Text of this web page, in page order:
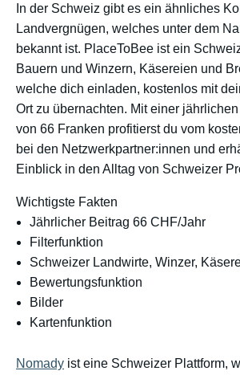
In der Schweiz gibt es ein ähnliches
Landvergnügen, welches unter dem
bekannt ist. PlaceToBee ist ein
Bauern und Winzern, ​​Käsereien und
welche dich einladen, kostenlos mit
Ort zu übernachten. Mit einer
von 66 Franken profitierst du vom
bei den Netzwerkpartner:innen und
Einblick in den Alltag von Schweizer
Wichtigste Fakten
Jährlicher Beitrag 66 CHF/Jahr
Filterfunktion
Schweizer Landwirte, Winzer,
Bewertungsfunktion
Bilder
Kartenfunktion
Nomady ist eine Schweizer Plattform,